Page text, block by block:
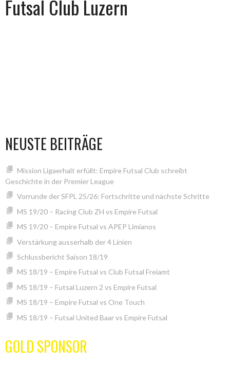
Futsal Club Luzern
NEUSTE BEITRÄGE
Mission Ligaerhalt erfüllt: Empire Futsal Club schreibt
Geschichte in der Premier League
Vorrunde der SFPL 25/26: Fortschritte und nächste Schritte
MS 19/20 – Racing Club ZH vs Empire Futsal
MS 19/20 – Empire Futsal vs APEP Limianos
Verstärkung ausserhalb der 4 Linien
Schlussbericht Saison 18/19
MS 18/19 – Empire Futsal vs Club Futsal Freiamt
MS 18/19 – Futsal Luzern 2 vs Empire Futsal
MS 18/19 – Empire Futsal vs One Touch
MS 18/19 – Futsal United Baar vs Empire Futsal
GOLD SPONSOR